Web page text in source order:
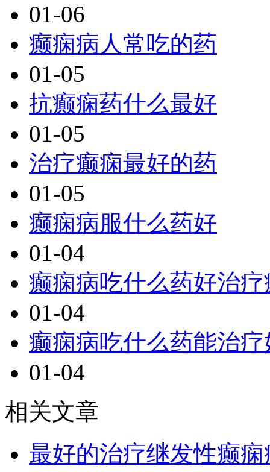
01-06
癫痫病人常吃的药
01-05
抗癫痫药什么最好
01-05
治疗癫痫最好的药
01-05
癫痫病服什么药好
01-04
癫痫病吃什么药好治疗
01-04
癫痫病吃什么药能治疗
01-04
相关文章
最好的治疗继发性癫